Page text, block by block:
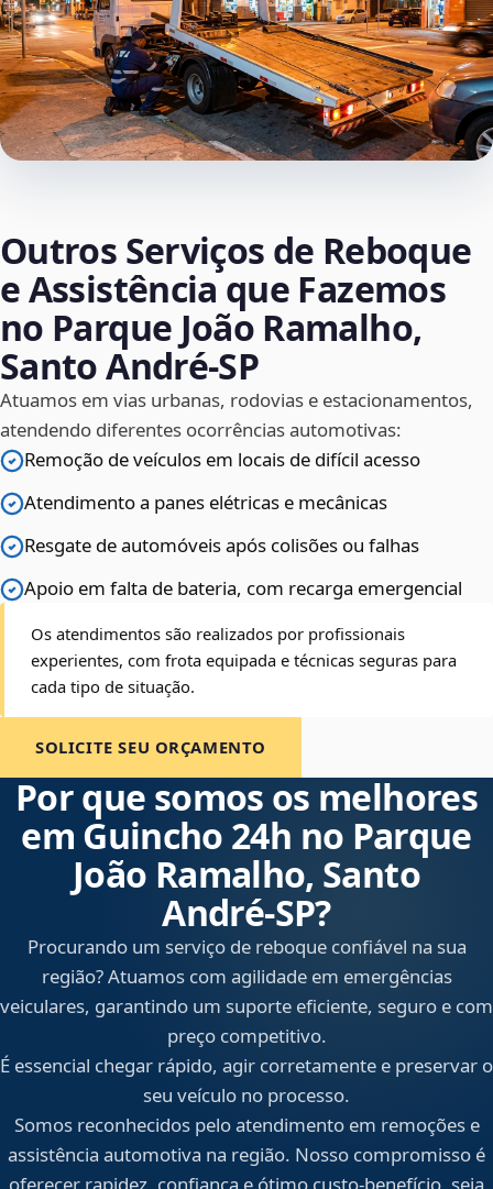
Outros Serviços de Reboque
e Assistência que Fazemos
no Parque João Ramalho,
Santo André‑SP
Atuamos em vias urbanas, rodovias e estacionamentos,
atendendo diferentes ocorrências automotivas:
Remoção de veículos em locais de difícil acesso
Atendimento a panes elétricas e mecânicas
Resgate de automóveis após colisões ou falhas
Apoio em falta de bateria, com recarga emergencial
Os atendimentos são realizados por profissionais
experientes, com frota equipada e técnicas seguras para
cada tipo de situação.
SOLICITE SEU ORÇAMENTO
Por que somos os melhores
em Guincho 24h no Parque
João Ramalho, Santo
André‑SP?
Procurando um serviço de reboque confiável na sua
região? Atuamos com agilidade em emergências
veiculares, garantindo um suporte eficiente, seguro e com
preço competitivo.
É essencial chegar rápido, agir corretamente e preservar o
seu veículo no processo.
Somos reconhecidos pelo atendimento em remoções e
assistência automotiva na região. Nosso compromisso é